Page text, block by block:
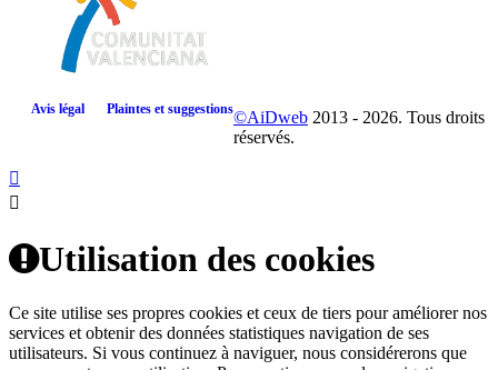
Avis légal Plaintes et suggestions©AiDweb 2013 - 2026. Tous droits
réservés.
Utilisation des cookies
Ce site utilise ses propres cookies et ceux de tiers pour améliorer nos
services et obtenir des données statistiques navigation de ses
utilisateurs. Si vous continuez à naviguer, nous considérerons que